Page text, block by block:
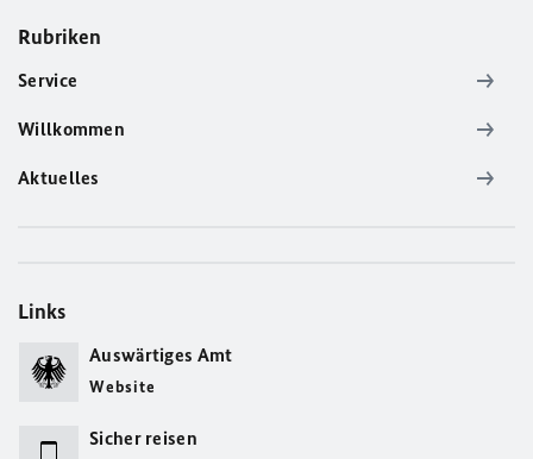
Rubriken
Service
Willkommen
Aktuelles
Links
Auswärtiges Amt
Website
Sicher reisen